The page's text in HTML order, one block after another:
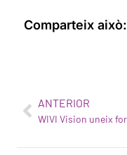
Comparteix això:
ANTERIOR